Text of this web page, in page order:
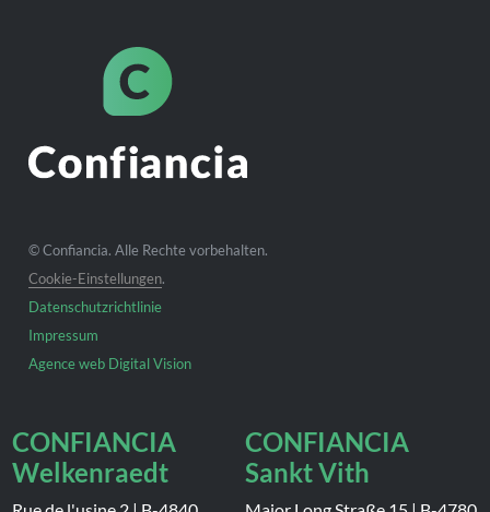
© Confiancia. Alle Rechte vorbehalten.
Cookie-Einstellungen.
Datenschutzrichtlinie
Impressum
Agence web Digital Vision
CONFIANCIA
Welkenraedt
CONFIANCIA
Sankt Vith